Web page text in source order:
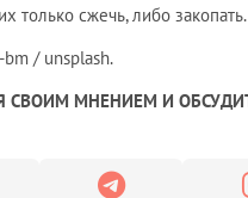
только сжечь, либо закопать.
/ unsplash.
СВОИМ МНЕНИЕМ И